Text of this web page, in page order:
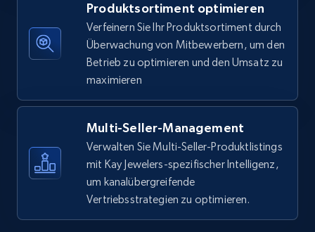
Walmart - products - Collects products by
specific keywords
URL, Final price, Sku, Currency, Gtin,
Specifications, Image urls, Top reviews, and
875+ Jetzt anfangen
Walmart - products - Discover products by
Produktsortiment optimieren
Verfeinern Sie Ihr Produktsortiment durch
Überwachung von Mitbewerbern, um den
Betrieb zu optimieren und den Umsatz zu
maximieren
Multi-Seller-Management
Verwalten Sie Multi-Seller-Produktlistings
mit Kay Jewelers-spezifischer Intelligenz,
um kanalübergreifende
Vertriebsstrategien zu optimieren.